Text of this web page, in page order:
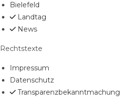
Bielefeld
Landtag
News
Rechtstexte
Impressum
Datenschutz
Transparenzbekanntmachung